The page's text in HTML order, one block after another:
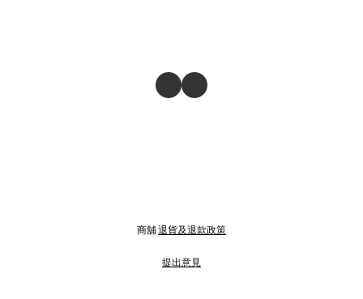
商舖退貨及退款政策
提出意見